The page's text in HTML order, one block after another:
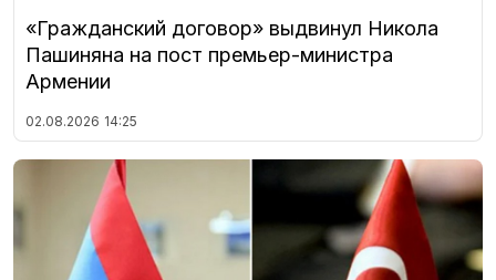
«Гражданский договор» выдвинул Никола
Пашиняна на пост премьер-министра
Армении
02.08.2026 14:25